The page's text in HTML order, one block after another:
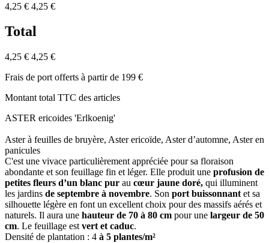
4,25 € 4,25 €
Total
4,25 € 4,25 €
Frais de port offerts à partir de 199 €
Montant total TTC des articles
ASTER ericoides 'Erlkoenig'
Aster à feuilles de bruyère, Aster ericoïde, Aster d’automne, Aster en
panicules
C'est une vivace particulièrement appréciée pour sa floraison
abondante et son feuillage fin et léger. Elle produit une profusion de
petites fleurs d’un blanc pur au cœur jaune doré, qui illuminent
les jardins de septembre à novembre. Son port buissonnant et sa
silhouette légère en font un excellent choix pour des massifs aérés et
naturels. Il aura une hauteur de 70 à 80 cm pour une largeur de 50
cm. Le feuillage est vert et caduc.
Densité de plantation : 4 à 5 plantes/m²